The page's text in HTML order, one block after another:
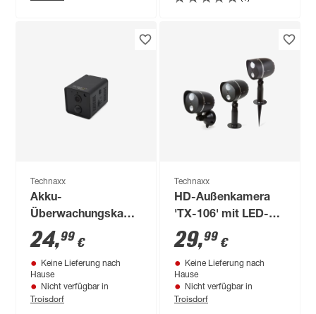
Technaxx
Akku-
Überwachungskamera
'TX-190' mit Wifi
24,99 €
Keine Lieferung nach
Hause
Nicht verfügbar in
Troisdorf
Technaxx
HD-Außenkamera
'TX-106' mit LED-
Lampe,
batteriebetrieben,
schwarz
29,99 €
Keine Lieferung nach
Hause
Nicht verfügbar in
Troisdorf